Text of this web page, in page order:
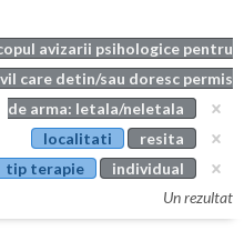
avizarii psihologice pentru
care detin/sau doresc permis
de arma: letala/neletala
localitati
resita
tip terapie
individual
Un rezultat